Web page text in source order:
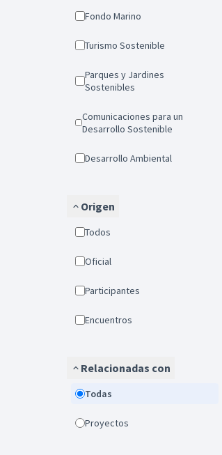
Fondo Marino
Turismo Sostenible
Parques y Jardines
Sostenibles
Comunicaciones para un
Desarrollo Sostenible
Desarrollo Ambiental
Origen
Todos
Oficial
Participantes
Encuentros
Relacionadas con
Todas
Proyectos